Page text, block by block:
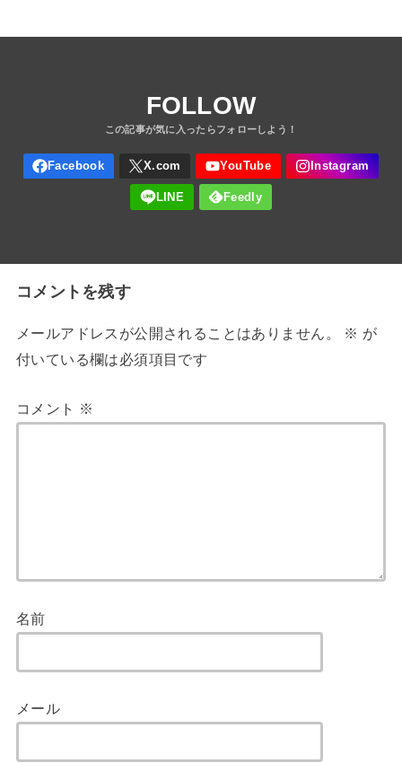
FOLLOW
コメントを残す
メールアドレスが公開されることはありません。 ※ が
付いている欄は必須項目です
コメント ※
名前
メール